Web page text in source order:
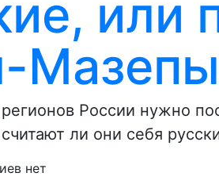
или
Мазепы
России нужно
ли они себя
нет